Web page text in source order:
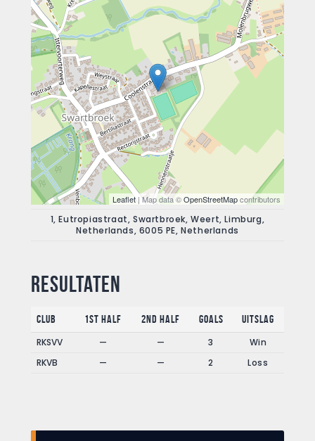
Leaflet | Map data ©OpenStreetMapcontributors
1, Eutropiastraat, Swartbroek, Weert, Limburg,
Netherlands, 6005 PE, Netherlands
Resultaten
Club 1st Half 2nd Half Goals
Uitslag
RKSVV
— — 3
Win
RKVB
— — 2 Loss